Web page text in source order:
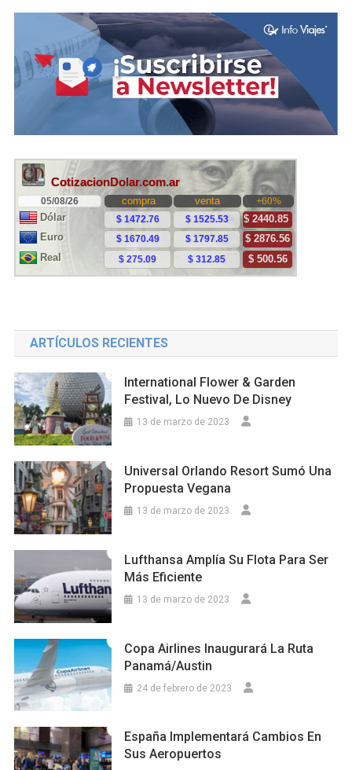
ARTÍCULOS RECIENTES
International Flower & Garden
Festival, Lo Nuevo De Disney
13 de marzo de 2023
Universal Orlando Resort Sumó Una
Propuesta Vegana
13 de marzo de 2023
Lufthansa Amplía Su Flota Para Ser
Más Eficiente
13 de marzo de 2023
Copa Airlines Inaugurará La Ruta
Panamá/Austin
24 de febrero de 2023
España Implementará Cambios En
Sus Aeropuertos